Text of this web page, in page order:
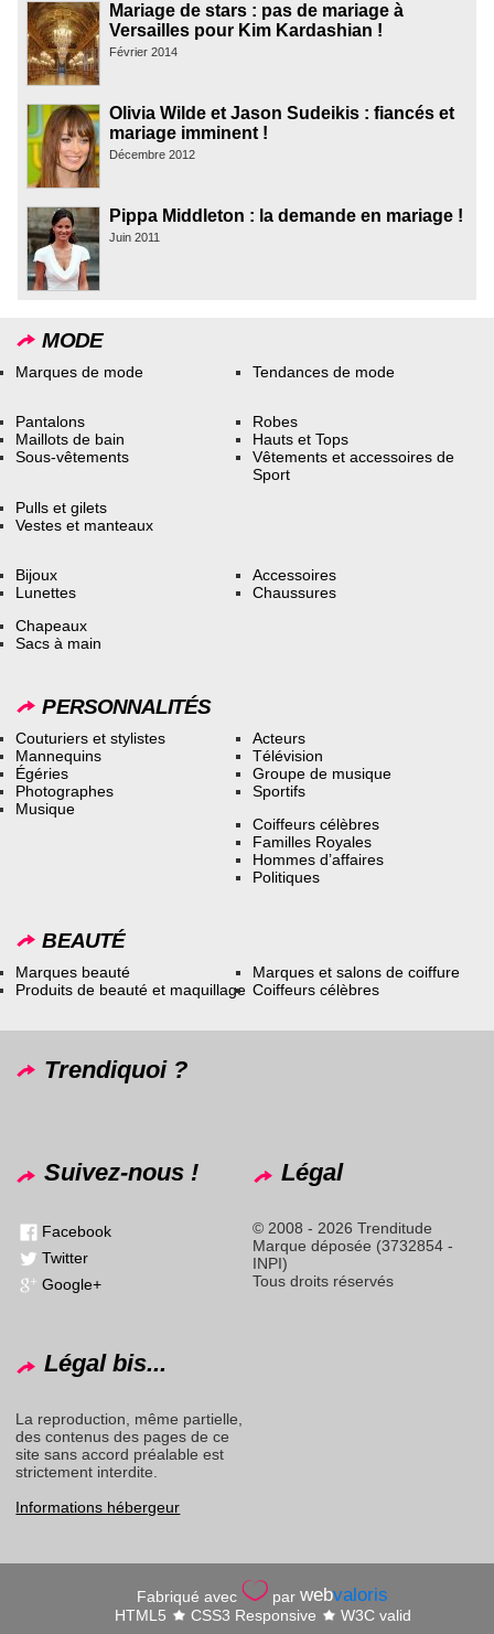
Mariage de stars : pas de mariage à
Versailles pour Kim Kardashian !
Février 2014
Olivia Wilde et Jason Sudeikis : fiancés et
mariage imminent !
Décembre 2012
Pippa Middleton : la demande en mariage !
Juin 2011
MODE
Marques de mode Tendances de mode
Pantalons
Maillots de bain
Sous-vêtements
Robes
Hauts et Tops
Vêtements et accessoires de
Sport
Pulls et gilets
Vestes et manteaux
Bijoux
Lunettes
Accessoires
Chaussures
Chapeaux
Sacs à main
PERSONNALITÉS
Couturiers et stylistes
Mannequins
Égéries
Photographes
Musique
Acteurs
Télévision
Groupe de musique
Sportifs
Coiffeurs célèbres
Familles Royales
Hommes d’affaires
Politiques
BEAUTÉ
Marques beauté
Produits de beauté et maquillage
Marques et salons de coiffure
Coiffeurs célèbres
Trendiquoi ?
Suivez-nous !
Facebook
Twitter
Google+
Légal
© 2008 - 2026 Trenditude
Marque déposée (3732854 -
INPI)
Tous droits réservés
Légal bis...
La reproduction, même partielle,
des contenus des pages de ce
site sans accord préalable est
strictement interdite.
Informations hébergeur
Fabriqué avec parwebvaloris
HTML5 CSS3 Responsive W3C valid